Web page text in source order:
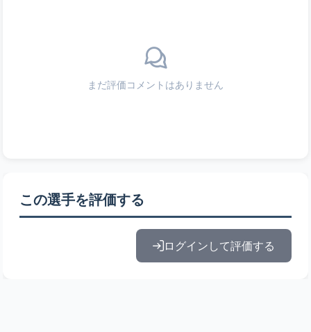
まだ評価コメントはありません
この選手を評価する
ログインして評価する